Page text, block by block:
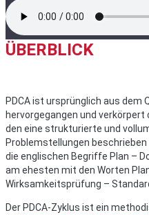
ÜBERBLICK
PDCA ist ursprünglich aus
hervorgegangen und verkörpert
den eine strukturierte und
Problemstellungen
die englischen Begriffe Plan –
am ehesten mit den Worten
Wirksamkeitsprüfung –
Der PDCA-Zyklus ist ein